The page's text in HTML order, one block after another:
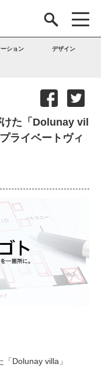
ション デザイン
た「Dolunay vil
ライベートヴィ
Dolunay villa」